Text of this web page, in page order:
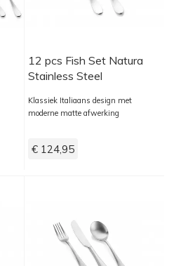
12 pcs Fish Set Natura
Stainless Steel
Klassiek Italiaans design met
moderne matte afwerking
€ 124,95